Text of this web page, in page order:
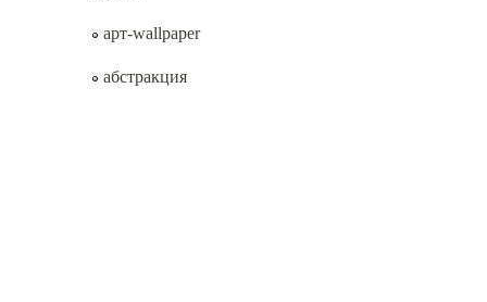
арт-wallpaper
абстракция